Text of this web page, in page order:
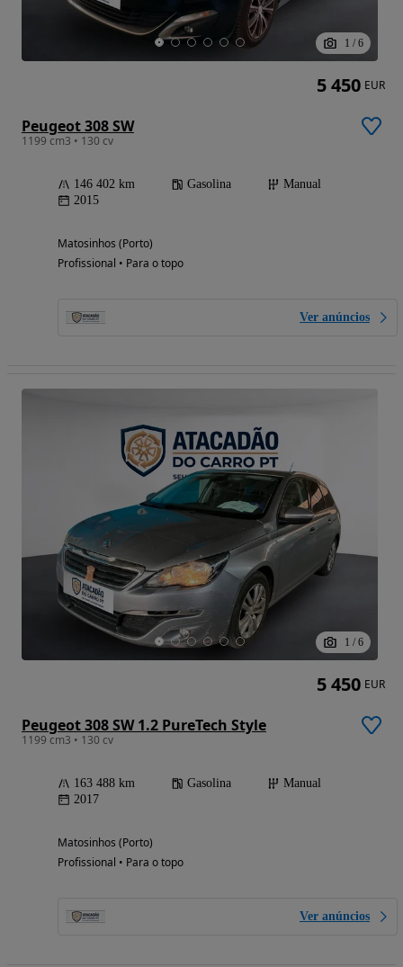
1 / 6
Peugeot 308 SW
1199 cm3 • 130 cv
146 402 km Gasolina
Manual
2015
Matosinhos (Porto)
Profissional • Para o topo
Ver anúncios
5 450 EUR
1 / 6
Peugeot 308 SW 1.2 PureTech Style
1199 cm3 • 130 cv
163 488 km Gasolina
Manual
2017
Matosinhos (Porto)
Profissional • Para o topo
Ver anúncios
5 450 EUR